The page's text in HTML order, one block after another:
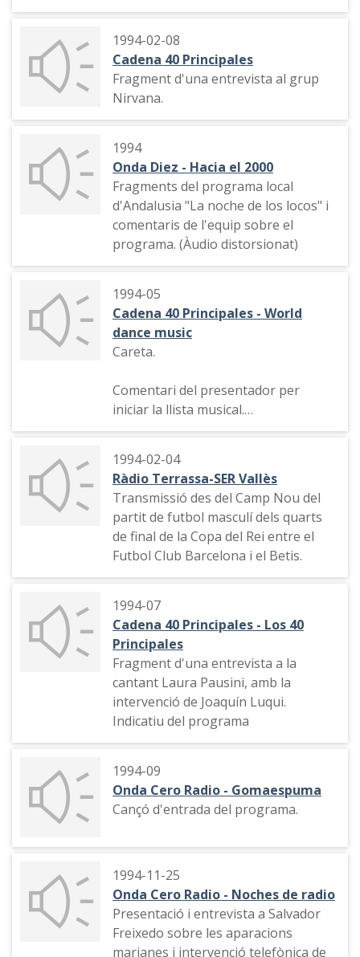
Romario.
Descripció de l'ambient a la
banqueta del Real Madrid.
Cant delquart gol del Barça fet per
Romario.
Final del partit i entrevista al jugador
del Futbol Club Barcelona Johan
Cruyff.
1994-02-08
Cadena 40 Principales
Fragment d'una entrevista al grup
Nirvana.
1994
Onda Diez - Hacia el 2000
Fragments del programa local
d'Andalusia "La noche de los locos" i
comentaris de l'equip sobre el
programa. (Àudio distorsionat)
1994-05
Cadena 40 Principales - World
dance music
Careta.
Comentari del presentador per
iniciar la llista musical.
ocupa el número 20. Festa de finals
de maig. Presentació de més temes
musicals
1994-02-04
Ràdio Terrassa-SER Vallès
Transmissió des del Camp Nou del
partit de futbol masculí dels quarts
de final de la Copa del Rei entre el
Futbol Club Barcelona i el Betis.
1994-07
Cadena 40 Principales - Los 40
Principales
Fragment d'una entrevista a la
cantant Laura Pausini, amb la
intervenció de Joaquín Luqui.
Indicatiu del programa
1994-09
Onda Cero Radio - Gomaespuma
Cançó d'entrada del programa.
1994-11-25
Onda Cero Radio - Noches de radio
Presentació i entrevista a Salvador
Freixedo sobre les aparacions
marianes i intervenció telefònica de